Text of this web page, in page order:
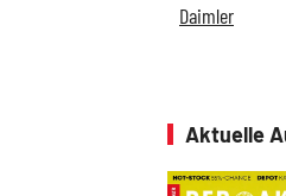
Daimler
Aktuelle